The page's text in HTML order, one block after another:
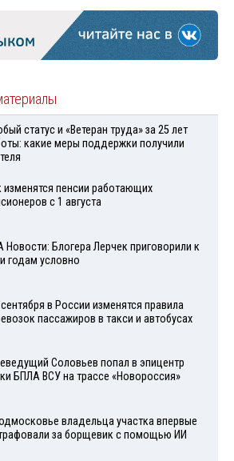
статус и «Ветеран труда» за 25 лет
какие меры поддержки получили
изменятся пенсии работающих
с 1 августа
Новости: Блогера Лерчек приговорили к
годам условно
в России изменятся правила
пассажиров в такси и автобусах
Соловьев попал в эпицентр
БПЛА ВСУ на трассе «Новороссия»
владельца участка впервые
за борщевик с помощью ИИ